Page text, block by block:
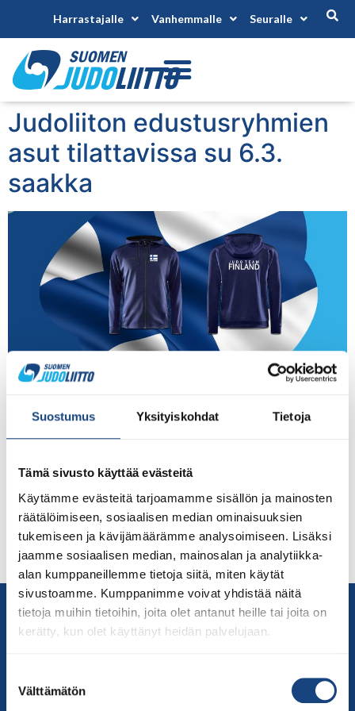
Suostumus Yksityiskohdat Tietoja
Tämä sivusto käyttää evästeitä
Käytämme evästeitä tarjoamamme sisällön ja mainosten
räätälöimiseen, sosiaalisen median ominaisuuksien
tukemiseen ja kävijämäärämme analysoimiseen. Lisäksi
jaamme sosiaalisen median, mainosalan ja analytiikka-
alan kumppaneillemme tietoja siitä, miten käytät
sivustoamme. Kumppanimme voivat yhdistää näitä
tietoja muihin tietoihin, joita olet antanut heille tai joita on
kerätty, kun olet käyttänyt heidän palvelujaan.
valinta
Välttämätön
Harrastajalle Vanhemmalle Seuralle
Judoliiton edustusryhmien
asut tilattavissa su 6.3.
saakka
Judoliiton edustusryhmien varustetilauslomake on
tilaa itsellesi laadukkaat asukokonaisuudet, jotka
tuotteet Judoliitto_edustusasut_2022 Edustusasut on
leireille. Uusia tilauksia on tarkoitus tehdä vielä
muutaman kerran kevään aikana ja varusteita on
jatkossa mahdollista hankkia kaikille halukkaille.
Minimiasustevaatimus […]
Yhteystiedot
Suomen Judoliitto